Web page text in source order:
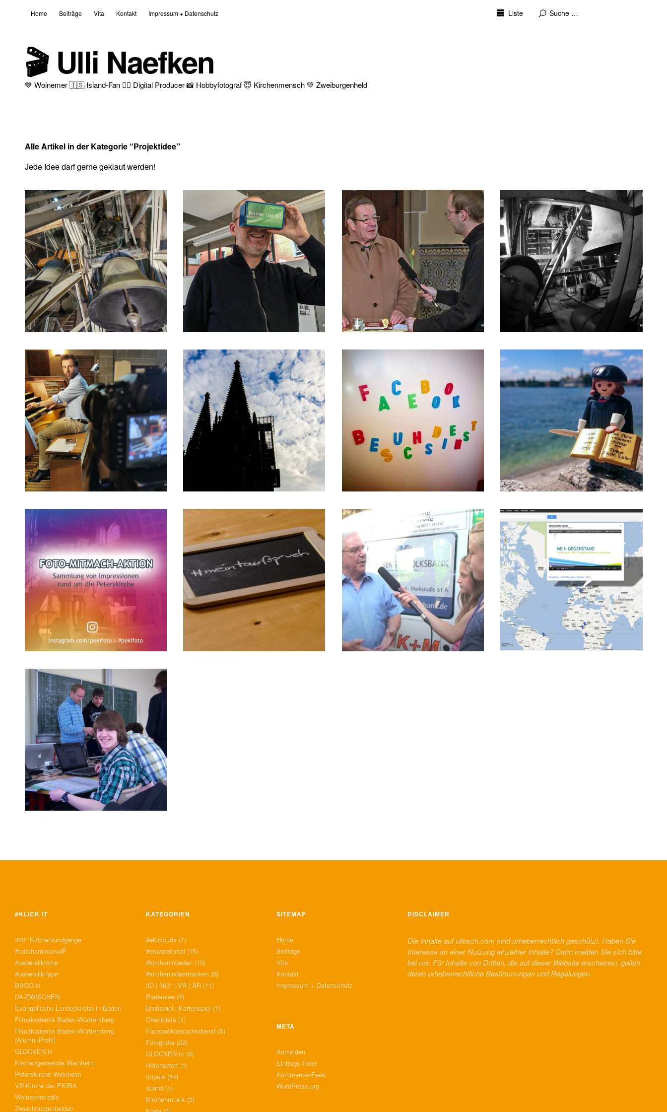
Home Beiträge Vita Kontakt Impressum + Datenschutz Liste
🎬 Ulli Naefken
💙 Woinemer 🇮🇸 Island-Fan 🦸‍♂️ Digital Producer 📸 Hobbyfotograf 😇 Kirchenmensch 💚 Zweiburgenheld
Alle Artikel in der Kategorie “Projektidee”
Jede Idee darf gerne geklaut werden!
22/11/2020
14/03/2020 14/02/2020 14/12/2019
01/11/2019 22/09/2019 08/08/2015
21/03/2015 17/06/2014
03/08/2012
11/07/2012
08/03/2011
#KLICK IT
360° Kirchenrundgänge
#catcharainbow🌈
#ueberallkirche
#ueberallkrippe
BBGO.is
DA-ZWISCHEN
Evangelische Landeskirche in Baden
Filmakademie Baden-Württemberg
Filmakademie Baden-Württemberg
(Alumni-Profil)
GLOCKEN.tv
Kirchengemeinde Weinheim
Peterskirche Weinheim
VR-Kirche der EKIBA
Woinachtsradio
Zweichburgenhelden
KATEGORIEN
#ekiclouds (7)
#eswareinmal (15)
#kircheninbaden(15)
#kircheninoberfranken(5)
3D | 360° | VR | AR(11)
Bodensee(4)
Brettspiel | Kartenspiel (1)
Checkliste(1)
Facebookbesuchsdienst(5)
Fotografie(22)
GLOCKEN.tv (6)
Hörenswert(1)
Impuls (64)
Island(1)
Kirchenmusik(3)
SITEMAP
Home
Beiträge
Vita
Kontakt
Impressum + Datenschutz
META
Anmelden
Eintrags-Feed
Kommentar-Feed
WordPress.org
DISCLAIMER
Die Inhalte auf ullosch.com sind urheberrechtlich geschützt. Haben Sie
Interesse an einer Nutzung einzelner Inhalte? Dann melden Sie sich bitte
bei mir. Für Inhalte von Dritten, die auf dieser Website erscheinen, gelten
deren urheberrechtliche Bestimmungen und Regelungen.